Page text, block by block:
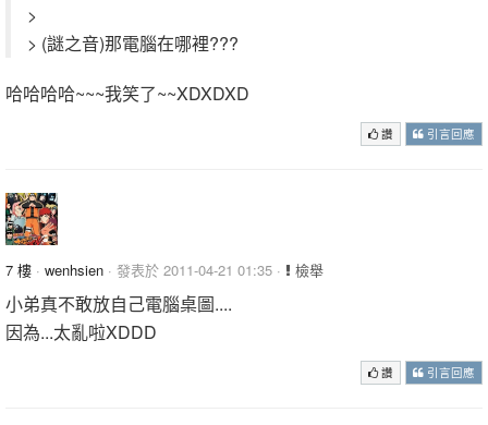
>
> (謎之音)那電腦在哪裡???
哈哈哈哈~~~我笑了~~XDXDXD
讚 引言回應
7 樓 · wenhsien · 發表於 2011-04-21 01:35 · 檢舉
小弟真不敢放自己電腦桌圖....
因為...太亂啦XDDD
讚 引言回應